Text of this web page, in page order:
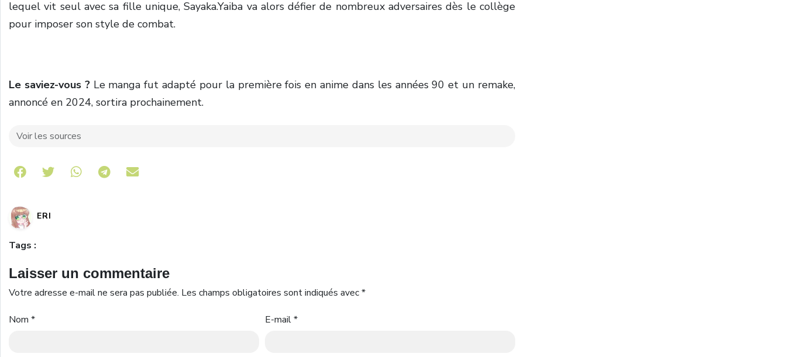
lequel vit seul avec sa fille unique, Sayaka.Yaiba va alors défier de nombreux adversaires dès le collège
pour imposer son style de combat.
Le saviez-vous ?Le manga fut adapté pour la première fois en anime dans les années 90 et un remake,
annoncé en 2024, sortira prochainement.
Voir les sources
Share on Telegram
ERI
Tags :
Laisser un commentaire
Votre adresse e-mail ne sera pas publiée. Les champs obligatoires sont indiqués avec*
Nom * E-mail*